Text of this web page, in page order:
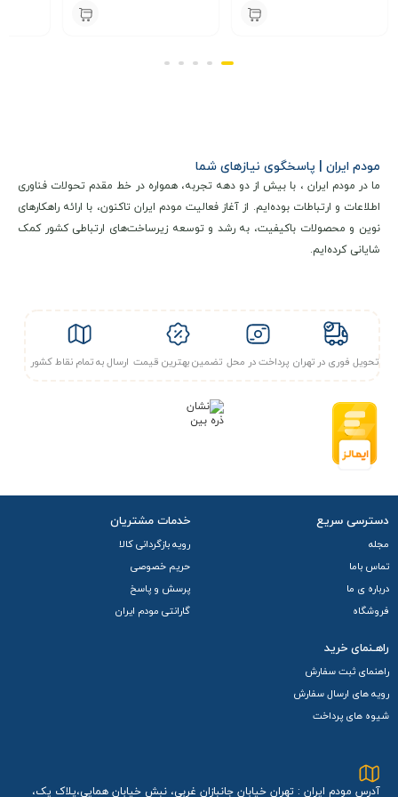
مودم ایران | پاسخگوی نیازهای شما
ما در مودم ایران ، با بیش از دو دهه تجربه، همواره در خط مقدم تحولات فناوری
اطلاعات و ارتباطات بوده‌ایم. از آغاز فعالیت مودم ایران تاکنون، با ارائه راهکارهای
نوین و محصولات باکیفیت، به رشد و توسعه زیرساخت‌های ارتباطی کشور کمک
شایانی کرده‌ایم.
تحویل فوری در تهران پرداخت در محل تضمین بهترین قیمت ارسال به تمام نقاط کشور
دسترسی سریع
مجله
تماس باما
درباره ی ما
فروشگاه
خدمات مشتریان
رویه بازگردانی کالا
حریم خصوصی
پرسش و پاسخ
گارانتی مودم ایران
راهـنمای خرید
راهنمای ثبت سفارش
رویه های ارسال سفارش
شیوه های پرداخت
آدرس مودم ایران : تهران خیابان جانبازان غربی، نبش خیابان همایی،پلاک یک،